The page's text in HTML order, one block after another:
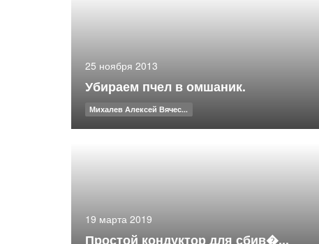
25 ноября 2013
Убираем пчел в омшаник.
Михалев Алексей Вячес...
19 марта 2019
Простой кондуктор для сбив�...